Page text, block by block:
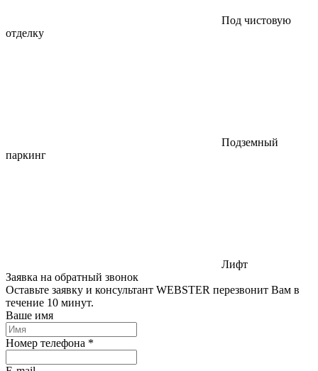
Под чистовую
отделку
Подземный
паркинг
Лифт
Заявка на обратный звонок
Оставьте заявку и консультант WEBSTER перезвонит Вам в
течение 10 минут.
Ваше имя
Номер телефона *